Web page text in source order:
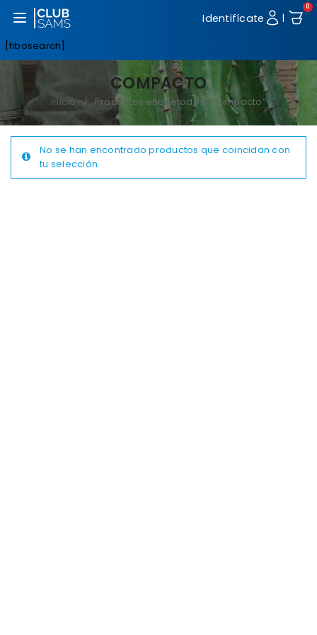
Abrir menú Identifícate |
0
[fibosearch]
COMPACTO
Inicio / Productos etiquetados “Compacto”
No se han encontrado productos que coincidan con
tu selección.